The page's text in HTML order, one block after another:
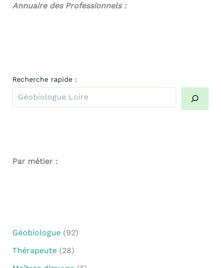
Annuaire des Professionnels :
Recherche rapide :
Par métier :
Géobiologue(92)
Thérapeute(28)